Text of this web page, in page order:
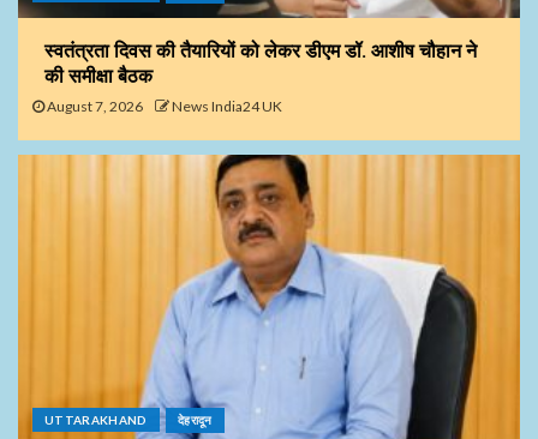
स्वतंत्रता दिवस की तैयारियों को लेकर डीएम डॉ. आशीष चौहान ने
की समीक्षा बैठक
August 7, 2026 News India24 UK
UTTARAKHAND देहरादून